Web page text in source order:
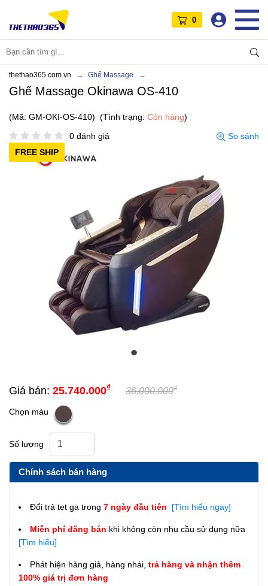
0
thethao365.com.vn Ghế Massage
Ghế Massage Okinawa OS-410
(Mã: GM-OKI-OS-410) (Tình trạng: Còn hàng)
0 đánh giá
So sánh
FREE SHIP
Giá bán: 25.740.000₫ 36.000.000₫
Chọn màu
Số lượng
Chính sách bán hàng
Đổi trả tẹt ga trong 7 ngày đầu tiên [Tìm hiểu ngay]
Miễn phí đăng bán khi không còn nhu cầu sử dụng nữa
[Tìm hiểu]
Phát hiện hàng giả, hàng nhái, trả hàng và nhận thêm
100% giá trị đơn hàng